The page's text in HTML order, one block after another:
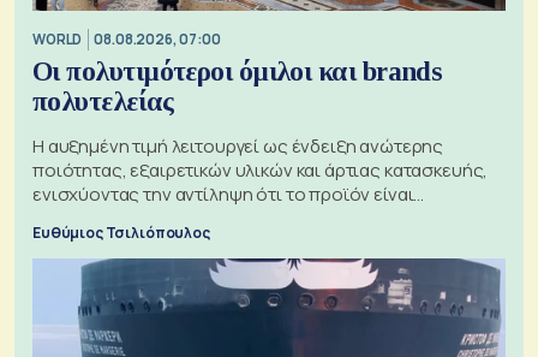
WORLD 08.08.2026, 07:00
Οι πολυτιμότεροι όμιλοι και brands
πολυτελείας
Η αυξημένη τιμή λειτουργεί ως ένδειξη ανώτερης
ποιότητας, εξαιρετικών υλικών και άρτιας κατασκευής,
ενισχύοντας την αντίληψη ότι το προϊόν είναι
Ευθύμιος Τσιλιόπουλος